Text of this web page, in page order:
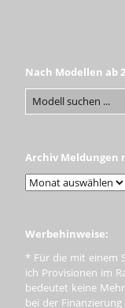
Nach Modellen ab
Archiv Meldungen
Werbehinweise:
* Für die mit einem
ich Provisionen im
bedeutet keine
bei der